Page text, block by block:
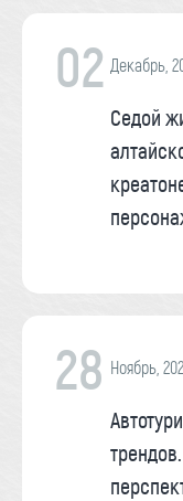
02 Декабрь,
Седой
28 Ноябрь,